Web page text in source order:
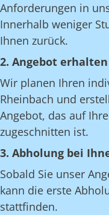
Anforderungen in
Innerhalb weniger
Ihnen zurück.
2. Angebot erhalten
Wir planen Ihren
Rheinbach und
Angebot, das auf
zugeschnitten ist.
3. Abholung bei
Sobald Sie unser
kann die erste
stattfinden.